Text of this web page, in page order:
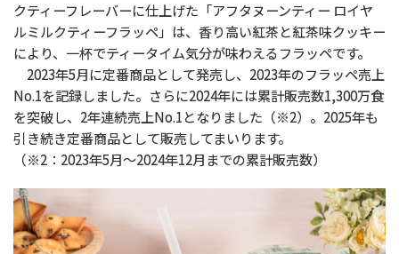
クティーフレーバーに仕上げた「アフタヌーンティー ロイヤ
ルミルクティーフラッペ」は、香り高い紅茶と紅茶味クッキー
により、一杯でティータイム気分が味わえるフラッペです。
2023年5月に定番商品として発売し、2023年のフラッペ売上
No.1を記録しました。さらに2024年には累計販売数1,300万食
を突破し、2年連続売上No.1となりました（※2）。2025年も
引き続き定番商品として販売してまいります。
（※2：2023年5月～2024年12月までの累計販売数）